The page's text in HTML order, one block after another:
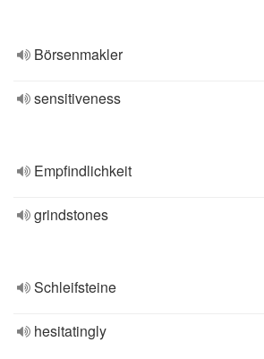
Börsenmakler
sensitiveness
Empfindlichkeit
grindstones
Schleifsteine
hesitatingly